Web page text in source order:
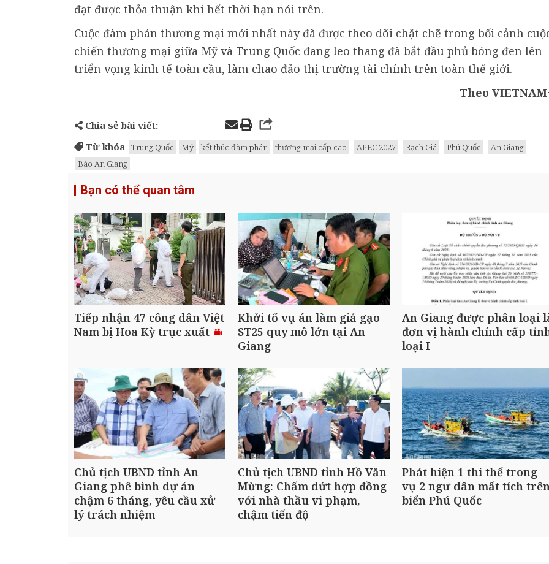
đạt được thỏa thuận khi hết thời hạn nói trên.
Cuộc đàm phán thương mại mới nhất này đã được theo dõi chặt chẽ trong bối cảnh
chiến thương mại giữa Mỹ và Trung Quốc đang leo thang đã bắt đầu phủ bóng đen lên
triển vọng kinh tế toàn cầu, làm chao đảo thị trường tài chính trên toàn thế giới.
Theo
Chia sẻ bài viết:
Từ khóa Trung Quốc Mỹ kết thúc đàm phán thương mại cấp cao APEC 2027 Rạch Giá Phú Quốc
An Giang
Báo An Giang
Bạn có thể quan tâm
Tiếp nhận 47 công dân Việt
Nam bị Hoa Kỳ trục xuất
Khởi tố vụ án làm giả gạo
ST25 quy mô lớn tại An
Giang
An Giang được phân loại
đơn vị hành chính cấp
loại I
Chủ tịch UBND tỉnh An
Giang phê bình dự án
chậm 6 tháng, yêu cầu xử
lý trách nhiệm
Chủ tịch UBND tỉnh Hồ Văn
Mừng: Chấm dứt hợp đồng
với nhà thầu vi phạm,
chậm tiến độ
Phát hiện 1 thi thể trong
vụ 2 ngư dân mất tích
biển Phú Quốc